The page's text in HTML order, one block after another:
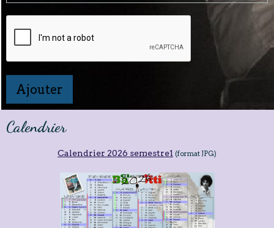
Ajouter
Calendrier
Calendrier 2026 semestre1 (format JPG)